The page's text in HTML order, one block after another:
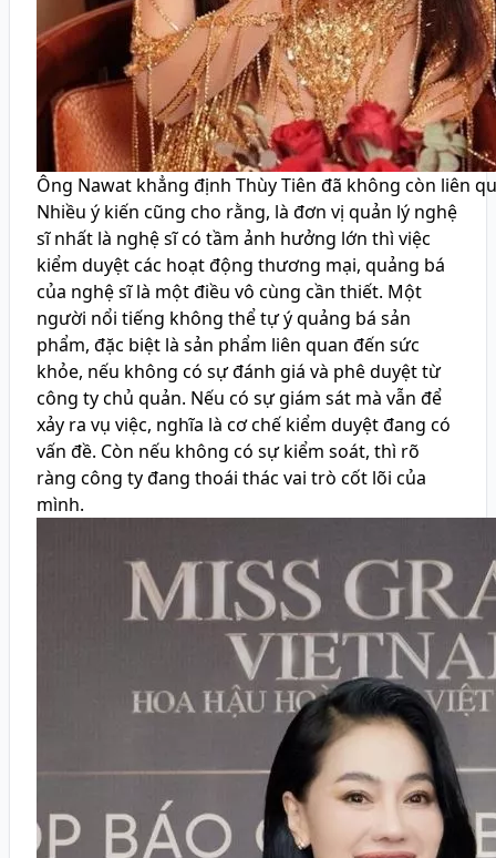
Ông Nawat khẳng định Thùy Tiên đã không còn liên
Nhiều ý kiến cũng cho rằng, là đơn vị quản lý nghệ
sĩ nhất là nghệ sĩ có tầm ảnh hưởng lớn thì việc
kiểm duyệt các hoạt động thương mại, quảng bá
của nghệ sĩ là một điều vô cùng cần thiết. Một
người nổi tiếng không thể tự ý quảng bá sản
phẩm, đặc biệt là sản phẩm liên quan đến sức
khỏe, nếu không có sự đánh giá và phê duyệt từ
công ty chủ quản. Nếu có sự giám sát mà vẫn để
xảy ra vụ việc, nghĩa là cơ chế kiểm duyệt đang có
vấn đề. Còn nếu không có sự kiểm soát, thì rõ
ràng công ty đang thoái thác vai trò cốt lõi của
mình.